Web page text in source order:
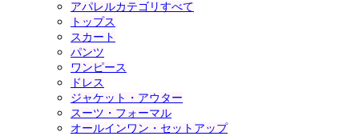
アパレルカテゴリすべて
トップス
スカート
パンツ
ワンピース
ドレス
ジャケット・アウター
スーツ・フォーマル
オールインワン・セットアップ